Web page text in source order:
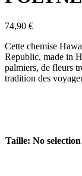
74,90 €
Cette chemise
Republic, made in
palmiers, de fleurs
tradition des
Taille: No selection